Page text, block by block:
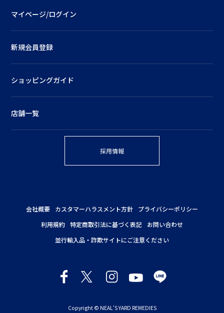
マイページ/ログイン
新規会員登録
ショッピングガイド
店舗一覧
採用情報
会社概要 カスタマーハラスメント方針
プライバシーポリシー
利用規約 特定商取引法に基づく表記
お問い合わせ
並行輸入品・詐欺サイトにご注意ください
Copyright © NEAL'S YARD REMEDIES